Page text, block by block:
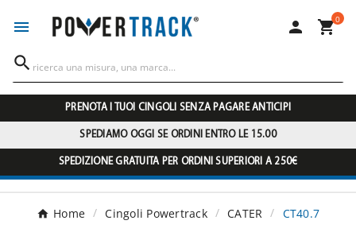
  0

PRENOTA I TUOI CINGOLI SENZA PAGARE ANTICIPI
SPEDIAMO OGGI SE ORDINI ENTRO LE 15.00
SPEDIZIONE GRATUITA PER ORDINI SUPERIORI A 250€
Home Cingoli Powertrack CATER CT40.7